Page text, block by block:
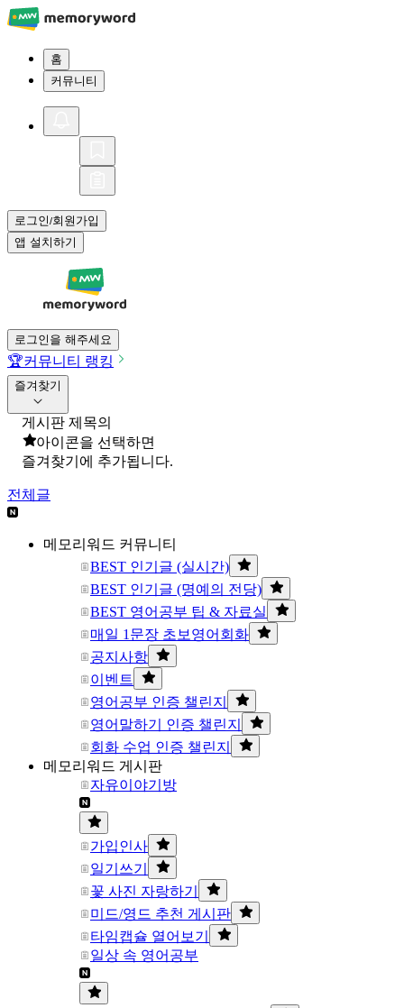
홈
커뮤니티
로그인/회원가입
앱 설치하기
로그인을 해주세요
🏆커뮤니티 랭킹
즐겨찾기
게시판 제목의
아이콘을 선택하면
즐겨찾기에 추가됩니다.
전체글
메모리워드 커뮤니티
BEST 인기글 (실시간)
BEST 인기글 (명예의 전당)
BEST 영어공부 팁 & 자료실
매일 1문장 초보영어회화
공지사항
이벤트
영어공부 인증 챌린지
영어말하기 인증 챌린지
회화 수업 인증 챌린지
메모리워드 게시판
자유이야기방
가입인사
일기쓰기
꽃 사진 자랑하기
미드/영드 추천 게시판
타임캡슐 열어보기
일상 속 영어공부